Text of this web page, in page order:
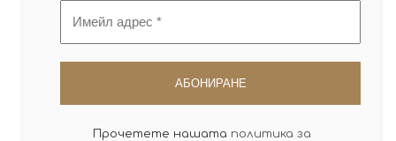
Прочетете нашата политика за